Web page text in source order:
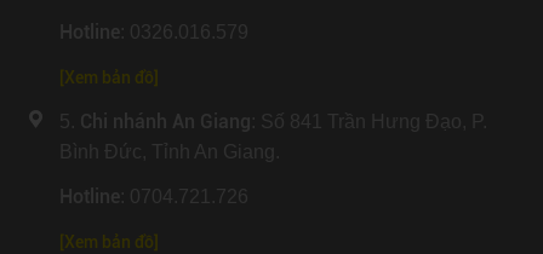
Hotline: 0326.016.579
Xem bản đồ
5. Chi nhánh An Giang: Số 841 Trần Hưng Đạo, P.
Bình Đức, Tỉnh An Giang.
Hotline: 0704.721.726
Xem bản đồ